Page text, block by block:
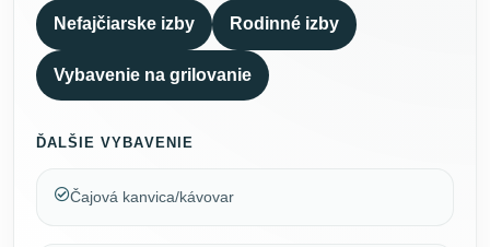
Nefajčiarske izby Rodinné izby
Vybavenie na grilovanie
ĎALŠIE VYBAVENIE
Čajová kanvica/kávovar